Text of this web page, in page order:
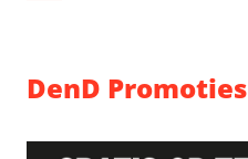
DenD Promoties